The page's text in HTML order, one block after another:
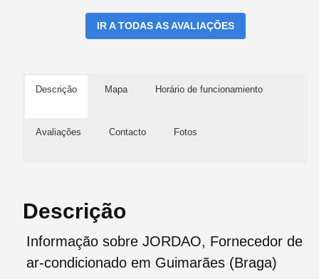
IR A TODAS AS AVALIAÇÕES
Descrição Mapa Horário de funcionamiento
Avaliações Contacto Fotos
Descrição
Informação sobre JORDAO, Fornecedor de
ar-condicionado em Guimarães (Braga)